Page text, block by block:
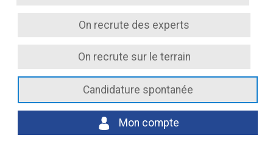
On recrute des experts
On recrute sur le terrain
Candidature spontanée
Mon compte